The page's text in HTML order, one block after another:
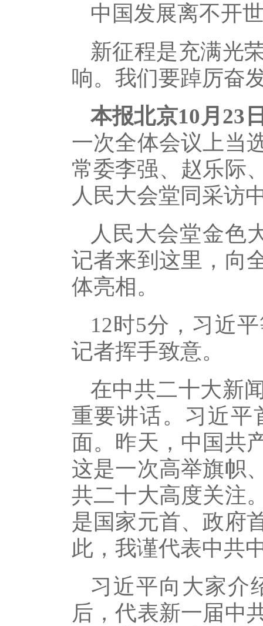
中国发展离不开
新征程是充满光
响。我们要踔厉奋
本报北京10月23
一次全体会议上当
常委李强、赵乐际
人民大会堂同采访
人民大会堂金色
记者来到这里，向
体亮相。
12时5分，习近
记者挥手致意。
在中共二十大新
重要讲话。习近平
面。昨天，中国共
这是一次高举旗帜
共二十大高度关注
是国家元首、政府
此，我谨代表中共
习近平向大家介
后，代表新一届中